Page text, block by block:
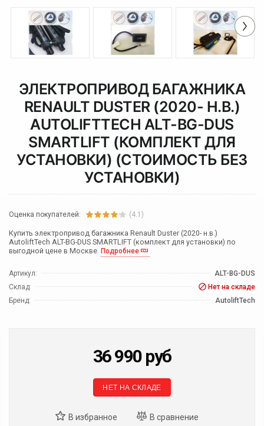
ЭЛЕКТРОПРИВОД БАГАЖНИКА
RENAULT DUSTER (2020- Н.В.)
AUTOLIFTTECH ALT-BG-DUS
SMARTLIFT (КОМПЛЕКТ ДЛЯ
УСТАНОВКИ) (СТОИМОСТЬ БЕЗ
УСТАНОВКИ)
Оценка покупателей: (4.1)
Купить электропривод багажника Renault Duster (2020- н.в.)
AutoliftTech ALT-BG-DUS SMARTLIFT (комплект для установки) по
выгодной цене в Москве. Подробнее
Артикул:
ALT-BG-DUS
Склад:
Нет на складе
Бренд:
AutoliftTech
36 990 руб
НЕТ НА СКЛАДЕ